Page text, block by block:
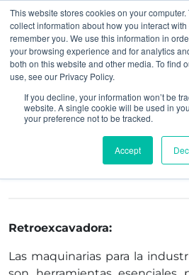
This website stores cookies on your
collect information about how you interact
remember you. We use this information in
your browsing experience and for analytics
both on this website and other media. To find
use, see our Privacy Policy.
If you decline, your information won’t be
website. A single cookie will be used in
your preference not to be tracked.
Accept
Retroexcavadora:
Las maquinarias para la